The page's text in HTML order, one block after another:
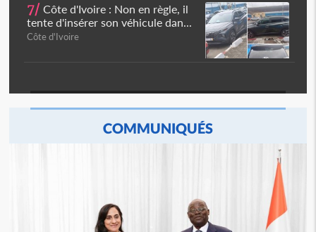
7/ Côte d'Ivoire : Non en règle, il
tente d'insérer son véhicule dan...
Côte d'Ivoire
COMMUNIQUÉS